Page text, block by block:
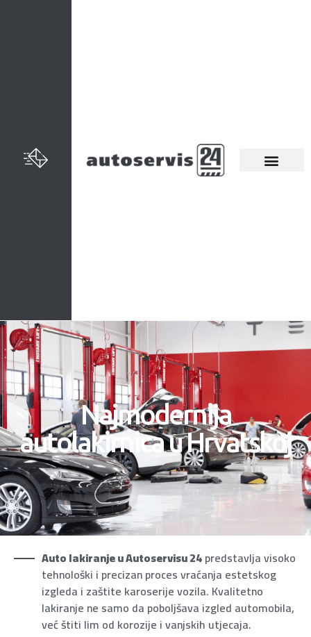
Najmodernija
autolakirnica u Hrvatskoj
Auto lakiranjeu Autoservisu 24predstavlja visoko
tehnološki i precizan proces vraćanja estetskog
izgleda i zaštite karoserije vozila. Kvalitetno
lakiranje ne samo da poboljšava izgled automobila,
već štiti lim od korozije i vanjskih utjecaja.